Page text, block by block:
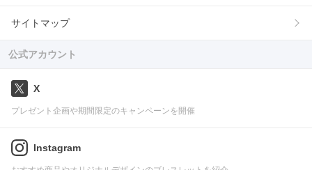
サイトマップ
公式アカウント
X
プレゼント企画や期間限定のキャンペーンを開催
Instagram